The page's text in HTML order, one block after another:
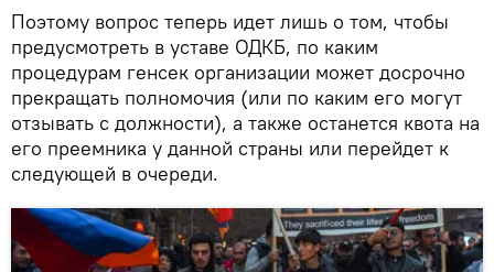
Поэтому вопрос теперь идет лишь о том, чтобы
предусмотреть в уставе ОДКБ, по каким
процедурам генсек организации может досрочно
прекращать полномочия (или по каким его могут
отзывать с должности), а также останется квота на
его преемника у данной страны или перейдет к
следующей в очереди.